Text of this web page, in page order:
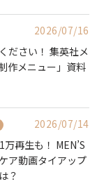
2026/07/16
ださい！ 集英社メ
作メニュー」資料
2026/07/14
再生も！ MEN’S
ア動画タイアップ
？